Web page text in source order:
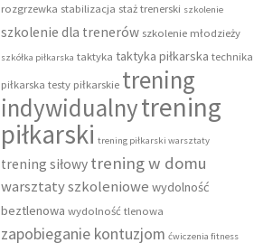
rozgrzewka stabilizacja staż trenerski szkolenie
szkolenie dla trenerów szkolenie młodzieży
szkółka piłkarska taktyka taktyka piłkarska technika
piłkarska testy piłkarskie trening
indywidualnytrening
piłkarski trening piłkarski warsztaty
trening siłowy trening w domu
warsztaty szkoleniowe wydolność
beztlenowa wydolność tlenowa
zapobieganie kontuzjom ćwiczenia fitness